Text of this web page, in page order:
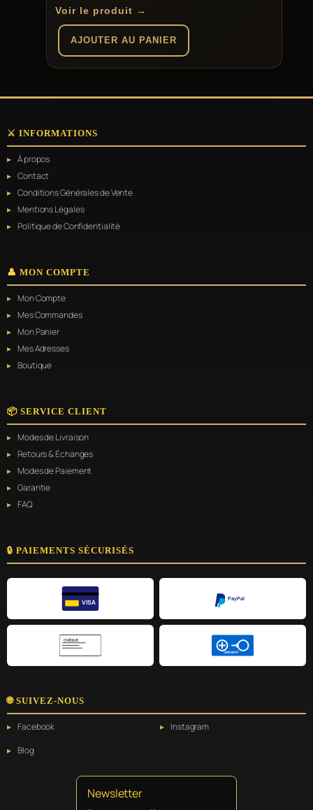
Voir le produit →
AJOUTER AU PANIER
⚔️ INFORMATIONS
À propos
Contact
Conditions Générales de Vente
Mentions Légales
Politique de Confidentialité
👤 MON COMPTE
Mon Compte
Mes Commandes
Mon Panier
Mes Adresses
Boutique
📦 SERVICE CLIENT
Modes de Livraison
Retours & Échanges
Modes de Paiement
Garantie
FAQ
🔒 PAIEMENTS SÉCURISÉS
VISA
PayPal
CHÈQUE
VIREMENT
🌐 SUIVEZ-NOUS
Facebook
Instagram
Blog
Newsletter